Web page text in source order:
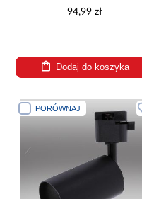
94,99 zł
Dodaj do koszyka
PORÓWNAJ